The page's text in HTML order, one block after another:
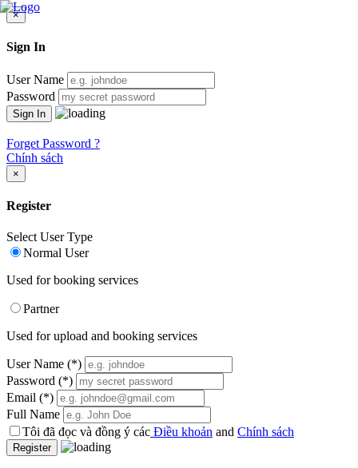
×
Sign In
User Name
Password
Forget Password ?
Chính sách
×
Register
Select User Type
Normal User
Used for booking services
Partner
Used for upload and booking services
User Name (*)
Password (*)
Email (*)
Full Name
Tôi đã đọc và đồng ý các Điều khoản and Chính sách
Register